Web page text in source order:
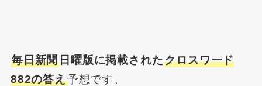
毎日新聞 日曜版に掲載されたクロスワード
882の答え予想です。